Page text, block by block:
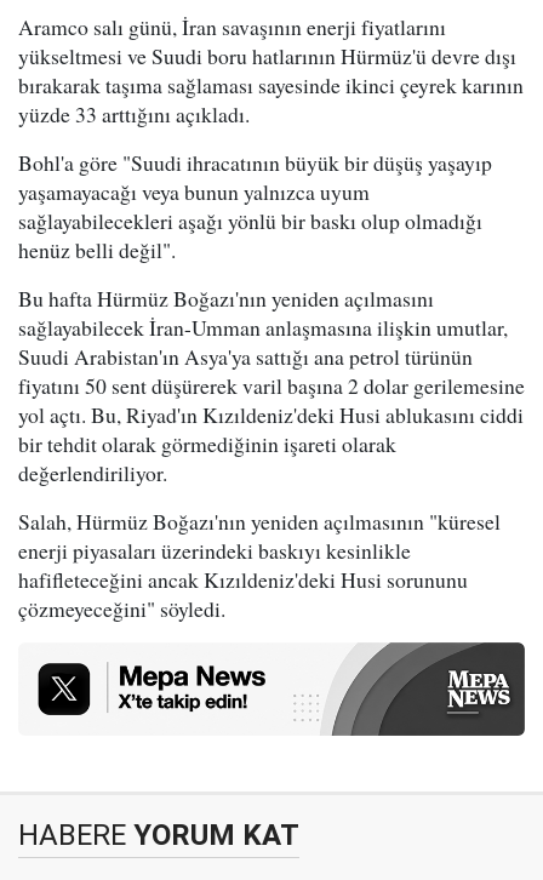
Aramco salı günü, İran savaşının enerji fiyatlarını
yükseltmesi ve Suudi boru hatlarının Hürmüz'ü devre dışı
bırakarak taşıma sağlaması sayesinde ikinci çeyrek karının
yüzde 33 arttığını açıkladı.
Bohl'a göre "Suudi ihracatının büyük bir düşüş yaşayıp
yaşamayacağı veya bunun yalnızca uyum
sağlayabilecekleri aşağı yönlü bir baskı olup olmadığı
henüz belli değil".
Bu hafta Hürmüz Boğazı'nın yeniden açılmasını
sağlayabilecek İran-Umman anlaşmasına ilişkin umutlar,
Suudi Arabistan'ın Asya'ya sattığı ana petrol türünün
fiyatını 50 sent düşürerek varil başına 2 dolar gerilemesine
yol açtı. Bu, Riyad'ın Kızıldeniz'deki Husi ablukasını ciddi
bir tehdit olarak görmediğinin işareti olarak
değerlendiriliyor.
Salah, Hürmüz Boğazı'nın yeniden açılmasının "küresel
enerji piyasaları üzerindeki baskıyı kesinlikle
hafifleteceğini ancak Kızıldeniz'deki Husi sorununu
çözmeyeceğini" söyledi.
HABERE YORUM KAT